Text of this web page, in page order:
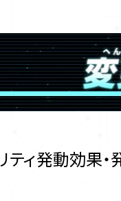
ティ発動効果